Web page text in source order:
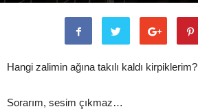
Hangi zalimin ağına takılı kaldı kirpiklerim?
Sorarım, sesim çıkmaz…